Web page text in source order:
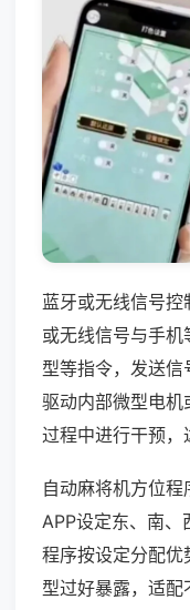
蓝牙或无线信号
或无线信号与手
型等指令，发送
驱动内部微型电
过程中进行干预，
自动麻将机方位
APP设定东、南、
程序按设定分配
型过好暴露，适配